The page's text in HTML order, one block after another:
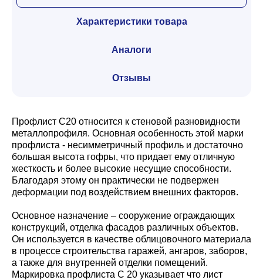
Характеристики товара
Аналоги
Отзывы
Профлист С20 относится к стеновой разновидности
металлопрофиля. Основная особенность этой марки
профлиста - несимметричный профиль и достаточно
большая высота гофры, что придает ему отличную
жесткость и более высокие несущие способности.
Благодаря этому он практически не подвержен
деформации под воздействием внешних факторов.
Основное назначение – сооружение ограждающих
конструкций, отделка фасадов различных объектов.
Он используется в качестве облицовочного материала
в процессе строительства гаражей, ангаров, заборов,
а также для внутренней отделки помещений.
Маркировка профлиста С 20 указывает что лист